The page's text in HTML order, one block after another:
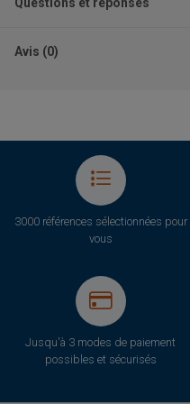
Avis (0)
3000 références sélectionnées pour
vous
Jusqu'à 3 modes de paiement
possibles et sécurisés